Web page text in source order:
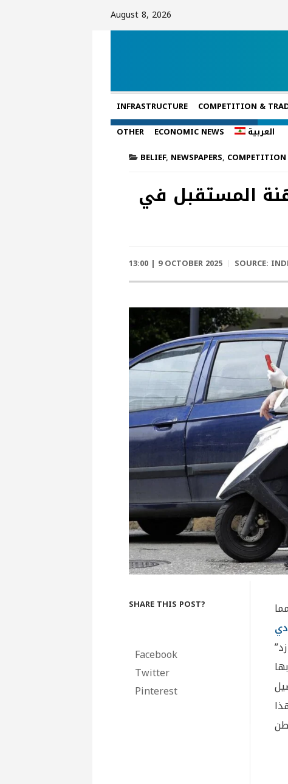
August 8, 2026
INFRASTRUCTURE COMPETITION &
OTHER
ECONOMIC NEWS
العربية
BELIEF, NEWSPAPERS,
المستقبل في
13:00 | 9 OCTOBER 2025 SOURCE:
SHARE THIS POST?
Facebook
Twitter
Pinterest